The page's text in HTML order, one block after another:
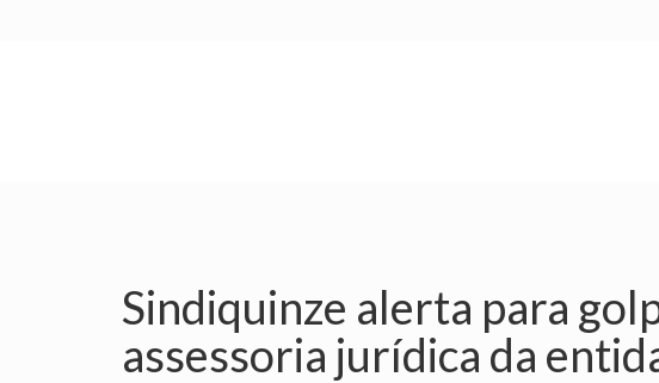
Sindiquinze alerta para
assessoria jurídica da